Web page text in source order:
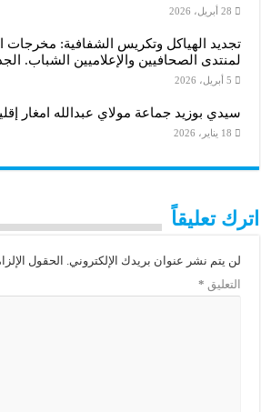
28 أبريل، 2026
تجديد الهياكل وتكريس الشفافية: مخرجات
لمنتدى الصحافيين والإعلاميين الشباب.
5 أبريل، 2026
سيدي بوزيد جماعة مولاي عبدالله امغار
18 يناير، 2026
اترك تعليقاً
لن يتم نشر عنوان بريدك الإلكتروني. الحقول
التعليق *